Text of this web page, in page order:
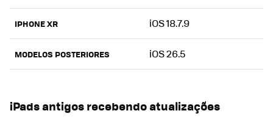
IPHONE XR iOS 18.7.9
MODELOS POSTERIORES iOS 26.5
iPads antigos recebendo atualizações